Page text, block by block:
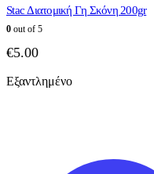
Stac Διατομική Γη Σκόνη 200gr
0 out of 5
€5.00
Εξαντλημένο